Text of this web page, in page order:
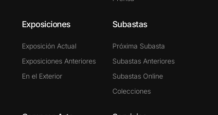
Exposiciones
Exposición Actual
Exposiciones Anteriores
En el Exterior
Subastas
Próxima Subasta
Subastas Anteriores
Subastas Online
Colecciones